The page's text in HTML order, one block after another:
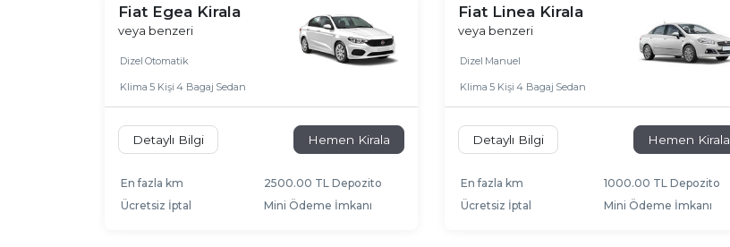
Fiat Egea Kirala
veya benzeri
Dizel Otomatik
Klima 5 Kişi 4 Bagaj Sedan
Detaylı Bilgi Hemen Kirala
En fazla km
2500.00 TL Depozito
Ücretsiz İptal
Mini Ödeme İmkanı
Fiat Linea Kirala
veya benzeri
Dizel Manuel
Klima 5 Kişi 4 Bagaj Sedan
Detaylı Bilgi Hemen Kirala
En fazla km
1000.00 TL Depozito
Ücretsiz İptal
Mini Ödeme İmkanı